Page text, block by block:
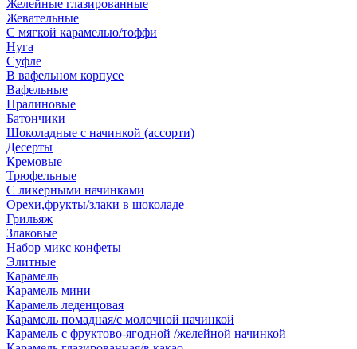
Желейные глазированные
Жевательные
С мягкой карамелью/тоффи
Нуга
Суфле
В вафельном корпусе
Вафельные
Пралиновые
Батончики
Шоколадные с начинкой (ассорти)
Десерты
Кремовые
Трюфельные
С ликерными начинками
Орехи,фрукты/злаки в шоколаде
Грильяж
Злаковые
Набор микс конфеты
Элитные
Карамель
Карамель мини
Карамель леденцовая
Карамель помадная/с молочной начинкой
Карамель с фруктово-ягодной /желейной начинкой